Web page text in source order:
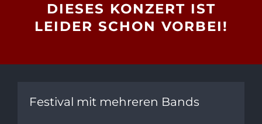
DIESES KONZERT IST
LEIDER SCHON VORBEI!
Festival mit mehreren Bands